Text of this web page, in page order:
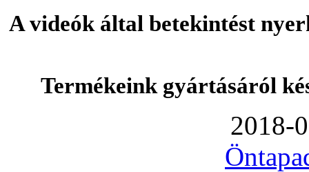
A videók által betekintést
Termékeink gyártásáról
2018-